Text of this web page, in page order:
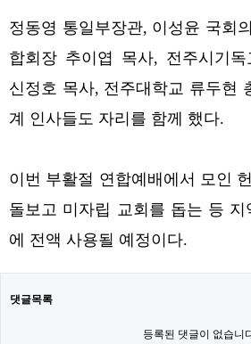
정동영 통일부장관, 이성윤 국회
합회장 추이엽 목사, 전주시기독
신정호 목사, 전주대학교 류두현
계 인사들도 자리를 함께 했다.
이번 부활절 연합예배에서 모인
돌보고 미자립 교회를 돕는 등
에 전액 사용될 예정이다.
댓글목록
등록된 댓글이 없습니